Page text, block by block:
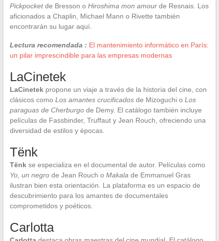
Pickpocketde Bresson o Hiroshima mon amourde Resnais. Los
aficionados a Chaplin, Michael Mann o Rivette también
encontrarán su lugar aquí.
Lectura recomendada : El mantenimiento informático en París:
un pilar imprescindible para las empresas modernas
LaCinetek
LaCinetekpropone un viaje a través de la historia del cine, con
clásicos como Los amantes crucificadosde Mizoguchi o Los
paraguas de Cherburgode Demy. El catálogo también incluye
películas de Fassbinder, Truffaut y Jean Rouch, ofreciendo una
diversidad de estilos y épocas.
Tënk
Tënkse especializa en el documental de autor. Películas como
Yo, un negrode Jean Rouch o Makala de Emmanuel Gras
ilustran bien esta orientación. La plataforma es un espacio de
descubrimiento para los amantes de documentales
comprometidos y poéticos.
Carlotta